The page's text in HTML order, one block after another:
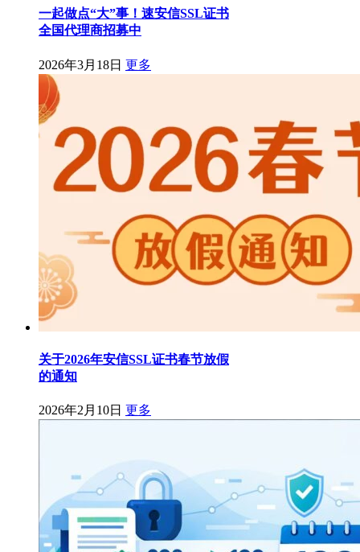
一起做点“大”事！速安信SSL证书
全国代理商招募中
2026年3月18日 更多
关于2026年安信SSL证书春节放假
的通知
2026年2月10日 更多